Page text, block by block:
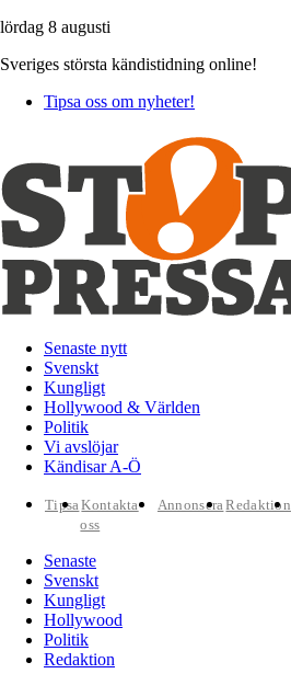
lördag 8 augusti
Sveriges största kändistidning online!
Tipsa oss om nyheter!
Senaste nytt
Svenskt
Kungligt
Hollywood & Världen
Politik
Vi avslöjar
Kändisar A-Ö
TipsaKontakta
oss
AnnonseraRedaktion
Senaste
Svenskt
Kungligt
Hollywood
Politik
Redaktion